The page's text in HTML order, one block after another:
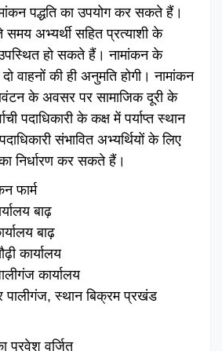
पद्धति का उपयोग कर सकते हैं।
अभ्यर्थी सहित प्रत्याशी के
उपस्थित हो सकते हैं। नामांकन के
वाहनों की ही अनुमति होगी। नामांकन
के अवसर पर सामाजिक दूरी के
पदाधिकारी के कक्ष में पर्याप्त स्थान
संभावित अभ्यर्थियों के लिए
निर्धारण कर सकते हैं।
फार्म
बाढ़
बाढ़
कार्यालय
कार्यालय
पालीगंज, स्थान बिक्रम प्रखंड
प्रवेश वर्जित